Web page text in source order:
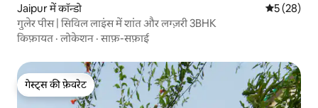
Jaipur में कॉन्डो औसत रेटिंग
5 (28)
गुलेर पीस | सिविल लाइंस में शांत और लग्ज़री 3BHK
किफ़ायत ·लोकेशन ·साफ़-सफ़ाई
गेस्ट्स की फ़ेवरेट
गेस्ट्स की फ़ेवरेट